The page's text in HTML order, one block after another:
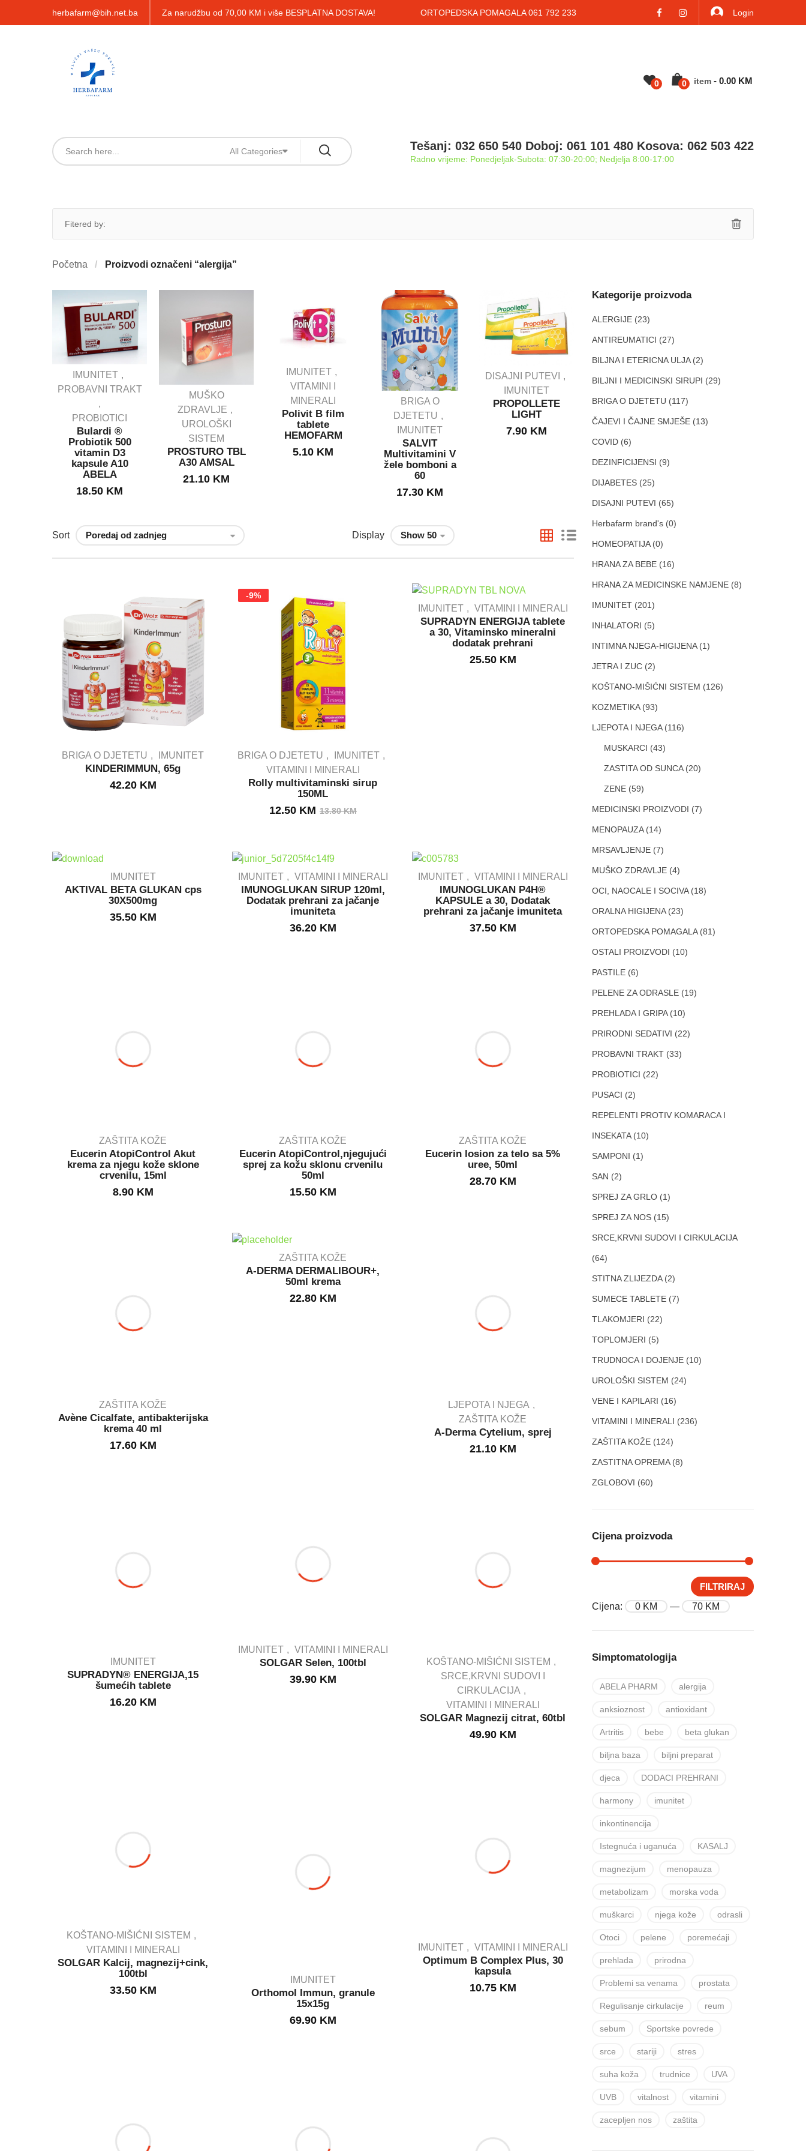
herbafarm@bih.net.ba Za narudžbu od 70,00 KM i više BESPLATNA DOSTAVA! ORTOPEDSKA POMAGALA 061 792 233 Login
0 0 Item - 0.00 KM
All Categories Tešanj: 032 650 540 Doboj: 061 101 480 Kosova: 062 503 422
Radno vrijeme: Ponedjeljak-Subota: 07:30-20:00; Nedjelja 8:00-17:00
Fitered by:
Početna Proizvodi označeni “alergija”
IMUNITET
PROBAVNI TRAKT
PROBIOTICI
Bulardi ®
Probiotik 500
vitamin D3
kapsule A10
ABELA
18.50 KM
MUŠKO
ZDRAVLJE
UROLOŠKI
SISTEM
PROSTURO TBL
A30 AMSAL
21.10 KM
IMUNITET
VITAMINI I
MINERALI
Polivit B film
tablete
HEMOFARM
5.10 KM
BRIGA O
DJETETU
IMUNITET
SALVIT
Multivitamini V
žele bomboni a
60
17.30 KM
DISAJNI PUTEVI
IMUNITET
PROPOLLETE
LIGHT
7.90 KM
DEZINFICIJENSI
granule
OPĆU
300g
8.30 KM
Sort Display
IN STOCK
BRIGA O DJETETU IMUNITET
KINDERIMMUN, 65g
42.20 KM
-9%
OUT STOCK
BRIGA O DJETETU
IMUNITET
VITAMINI I MINERALI
Rolly multivitaminski sirup
150ML
13.80KMIzvorna
12.50 KM
Trenutna
IN STOCK
IMUNITET VITAMINI I MINERALI
SUPRADYN ENERGIJA tablete
a 30, Vitaminsko mineralni
dodatak prehrani
25.50 KM
IMUNITET
AKTIVAL BETA GLUKAN cps
30X500mg
35.50 KM IN STOCK
IMUNITET VITAMINI I MINERALI
IMUNOGLUKAN SIRUP 120ml,
Dodatak prehrani za jačanje
imuniteta
36.20 KM
OUT STOCK
IMUNITET VITAMINI I MINERALI
IMUNOGLUKAN P4H®
KAPSULE a 30, Dodatak
prehrani za jačanje imuniteta
37.50 KM
IN STOCK
ZAŠTITA KOŽE
Eucerin AtopiControl Akut
krema za njegu kože sklone
crvenilu, 15ml
8.90 KM
OUT STOCK
ZAŠTITA KOŽE
Eucerin AtopiControl,njegujući
sprej za kožu sklonu crvenilu
50ml
15.50 KM
ZAŠTITA KOŽE
Eucerin losion za telo sa 5%
uree, 50ml
28.70 KM
ZAŠTITA KOŽE
Avène Cicalfate, antibakterijska
krema 40 ml
17.60 KM
ZAŠTITA KOŽE
A-DERMA DERMALIBOUR+,
50ml krema
22.80 KM
IN STOCK
LJEPOTA I NJEGA
ZAŠTITA KOŽE
A-Derma Cytelium, sprej
21.10 KM
IMUNITET
SUPRADYN® ENERGIJA,15
šumećih tablete
16.20 KM
OUT STOCK
IMUNITET VITAMINI I MINERALI
SOLGAR Selen, 100tbl
39.90 KM
IN STOCK
KOŠTANO-MIŠIĆNI SISTEM
SRCE,KRVNI SUDOVI I
CIRKULACIJA
VITAMINI I MINERALI
SOLGAR Magnezij citrat, 60tbl
49.90 KM
OUT STOCK
KOŠTANO-MIŠIĆNI SISTEM
VITAMINI I MINERALI
SOLGAR Kalcij, magnezij+cink,
100tbl
33.50 KM
IMUNITET
Orthomol Immun, granule
15x15g
69.90 KM
IMUNITET VITAMINI I MINERALI
Optimum B Complex Plus, 30
kapsula
10.75 KM
Kategorije proizvoda
ALERGIJE (23)
ANTIREUMATICI (27)
BILJNA I ETERICNA ULJA (2)
BILJNI I MEDICINSKI SIRUPI (29)
BRIGA O DJETETU (117)
ČAJEVI I ČAJNE SMJEŠE (13)
COVID (6)
DEZINFICIJENSI (9)
DIJABETES (25)
DISAJNI PUTEVI (65)
Herbafarm brand's (0)
HOMEOPATIJA (0)
HRANA ZA BEBE (16)
HRANA ZA MEDICINSKE NAMJENE (8)
IMUNITET (201)
INHALATORI (5)
INTIMNA NJEGA-HIGIJENA (1)
JETRA I ZUC (2)
KOŠTANO-MIŠIĆNI SISTEM (126)
KOZMETIKA (93)
LJEPOTA I NJEGA (116)
MUSKARCI (43)
ZASTITA OD SUNCA (20)
ZENE (59)
MEDICINSKI PROIZVODI (7)
MENOPAUZA (14)
MRSAVLJENJE (7)
MUŠKO ZDRAVLJE (4)
OCI, NAOCALE I SOCIVA (18)
ORALNA HIGIJENA (23)
ORTOPEDSKA POMAGALA (81)
OSTALI PROIZVODI (10)
PASTILE (6)
PELENE ZA ODRASLE (19)
PREHLADA I GRIPA (10)
PRIRODNI SEDATIVI (22)
PROBAVNI TRAKT (33)
PROBIOTICI (22)
PUSACI (2)
REPELENTI PROTIV KOMARACA I
INSEKATA (10)
SAMPONI (1)
SAN (2)
SPREJ ZA GRLO (1)
SPREJ ZA NOS (15)
SRCE,KRVNI SUDOVI I CIRKULACIJA
(64)
STITNA ZLIJEZDA (2)
SUMECE TABLETE (7)
TLAKOMJERI (22)
TOPLOMJERI (5)
TRUDNOCA I DOJENJE (10)
UROLOŠKI SISTEM (24)
VENE I KAPILARI (16)
VITAMINI I MINERALI (236)
ZAŠTITA KOŽE (124)
ZASTITNA OPREMA (8)
ZGLOBOVI (60)
Cijena proizvoda
FILTRIRAJ
Cijena:
0 KM — 70 KM
Simptomatologija
ABELA PHARM alergija
anksioznost antioxidant
Artritis bebe beta glukan
biljna baza biljni preparat
djeca DODACI PREHRANI
harmony imunitet
inkontinencija
Istegnuća i uganuća KASALJ
magnezijum menopauza
metabolizam morska voda
muškarci njega kože odrasli
Otoci pelene poremećaji
prehlada prirodna
Problemi sa venama prostata
Regulisanje cirkulacije reum
sebum Sportske povrede
srce stariji stres
suha koža trudnice UVA
UVB vitalnost vitamini
zacepljen nos zaštita